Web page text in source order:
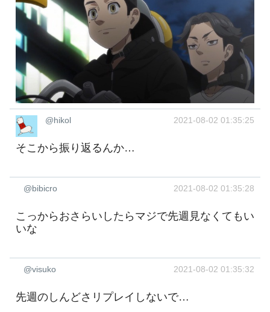
@hikol 2021-08-02 01:35:25
そこから振り返るんか…
@bibicro 2021-08-02 01:35:28
こっからおさらいしたらマジで先週見なくてもい
いな
@visuko 2021-08-02 01:35:32
先週のしんどさリプレイしないで…